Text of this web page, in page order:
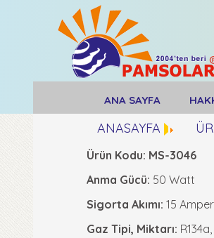
ANA SAYFA
ANASAYFA
Ürün Kodu: MS-3046
Anma Gücü: 50 Watt
Sigorta Akımı: 15 Amper
Gaz Tipi, Miktarı: